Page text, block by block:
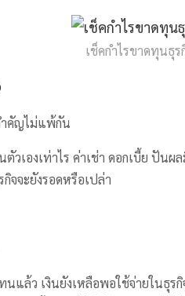
เช็คกำไรขาดทุนธุร
ำคัญไม่แพ้กัน
วเองเท่าไร ค่าเช่า ดอกเบี้ย ปันผ
จะยังรอดหรือเปล่า
แล้ว เงินยังเหลือพอใช้จ่ายในธุร